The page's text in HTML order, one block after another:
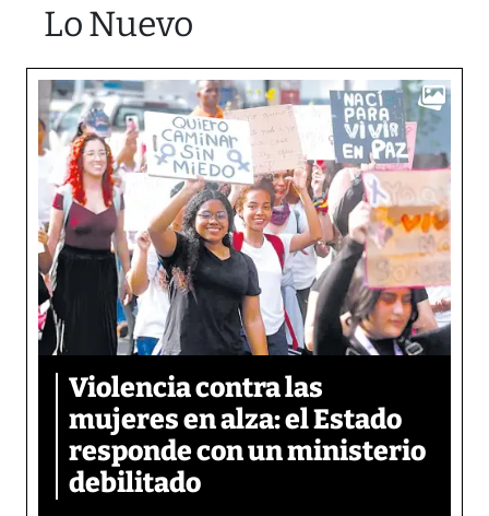
Lo Nuevo
Violencia contra las
mujeres en alza: el Estado
responde con un ministerio
debilitado